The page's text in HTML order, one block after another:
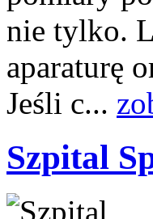
nie tylko.
aparaturę
Jeśli c...
Szpital